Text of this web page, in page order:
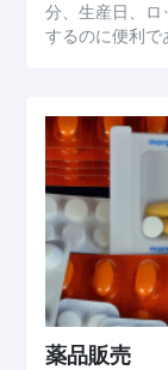
分、生産日、ロ
するのに便利で
薬品販売